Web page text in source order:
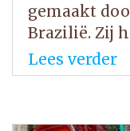
gemaakt
Brazilië. Zij
Lees verder